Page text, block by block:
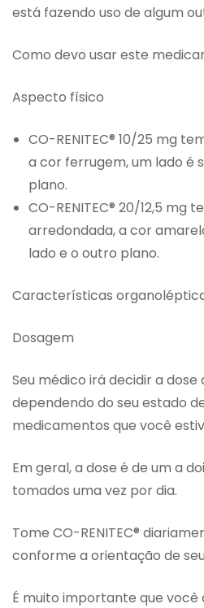
está fazendo uso de algum
Como devo usar este
Aspecto físico
CO-RENITEC® 10/25 mg
a cor ferrugem, um lado é
plano.
CO-RENITEC® 20/12,5 mg
arredondada, a cor
lado e o outro plano.
Características
Dosagem
Seu médico irá decidir a dose
dependendo do seu estado
medicamentos que você
Em geral, a dose é de um a
tomados uma vez por dia.
Tome CO-RENITEC®
conforme a orientação de
É muito importante que